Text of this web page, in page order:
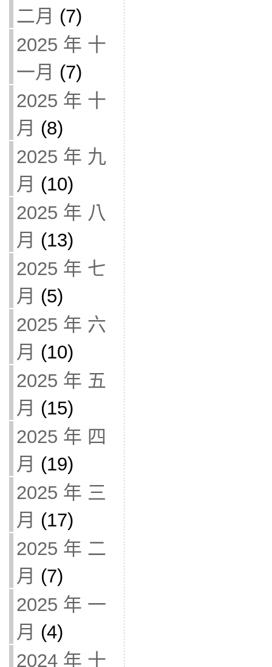
二月 (7)
2025 年 十
一月 (7)
2025 年 十
月 (8)
2025 年 九
月 (10)
2025 年 八
月 (13)
2025 年 七
月 (5)
2025 年 六
月 (10)
2025 年 五
月 (15)
2025 年 四
月 (19)
2025 年 三
月 (17)
2025 年 二
月 (7)
2025 年 一
月 (4)
2024 年 十